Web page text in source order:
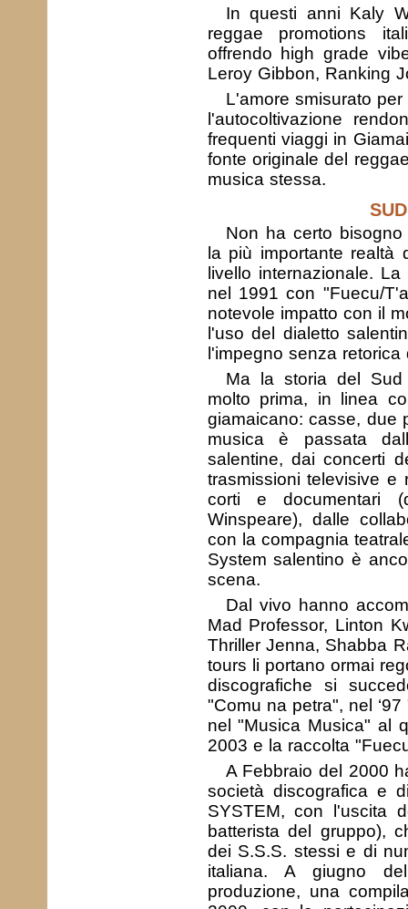
In questi anni Kaly
reggae promotions
offrendo high grade
Leroy Gibbon, Ranking
L'amore smisurato
l'autocoltivazione
frequenti viaggi in
fonte originale del
musica stessa.
Non ha certo
la più importante realtà
livello internazionale.
nel 1991 con "Fuecu/
notevole impatto con il
l'uso del dialetto
l'impegno senza retorica
Ma la storia del
molto prima, in linea
giamaicano: casse, due
musica è passata
salentine, dai concerti
trasmissioni televisive e
corti e documentari
Winspeare), dalle
con la compagnia
System salentino è
scena.
Dal vivo hanno
Mad Professor, Linton
Thriller Jenna, Shabba
tours li portano ormai
discografiche si
"Comu na petra", nel
nel "Musica Musica" al
2003 e la raccolta
A Febbraio del 2000
società discografica e
SYSTEM, con l'uscita
batterista del gruppo),
dei S.S.S. stessi e di
italiana. A giugno
produzione, una